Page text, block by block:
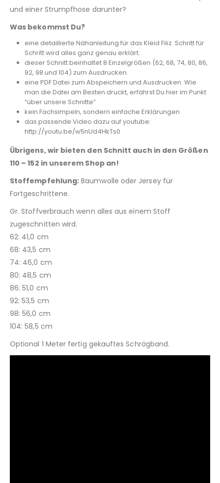
und einer Strumpfhose darunter?
Was bekommst Du?
eine detaillierte Nähanleitung für das Kleid Filiz. Schritt für
Schritt wird alles ganz genau erklärt.
dieser Schnitt beinhaltet 8 Einzelgrößen (62, 68, 74, 80, 86,
92, 98 und 104) zum Ausdrucken.
eine PDF Datei zum Abspeichern und Ausdrucken. Wie
man die Datei am Besten druckt, erfährst Du hier im Punkt
“über unsere Schnitte”
kein Fachsimpeln, sondern einfache Erklärungen
das passende Video dazu auf youtube:
http://youtu.be/w5nUd4HkTs0
Übrigens, wir bieten den Schnitt auch in den Größen
110 – 152 in unserem Shop an!
Stoffempfehlung: Baumwolle oder Jersey für
Fortgeschrittene.
Gr. Stoffverbrauch wenn alles aus einem Stoff
zugeschnitten wird.
62: 41,0 cm
68: 43,5 cm
74: 46,0 cm
80: 48,5 cm
86: 51,0 cm
92: 53,5 cm
98: 56,0 cm
104: 58,5 cm
Optional 1 Meter fertig gekauftes Schrägband.